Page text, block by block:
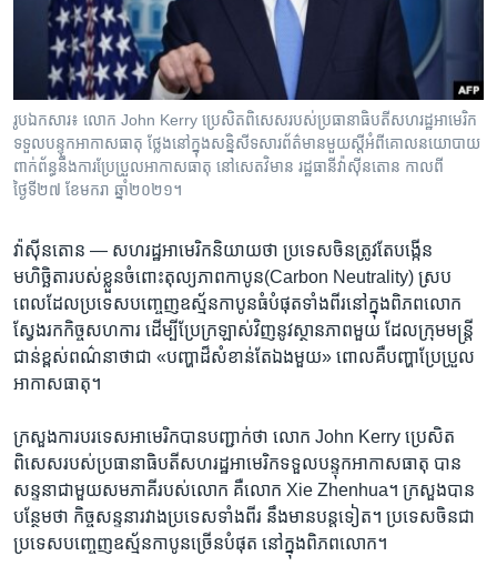
ទៅ​
កាន់​
ទំព័រ​
រក
Khmer English
បណ្តាញ​សង្គម
រូបឯកសារ៖ លោក John Kerry ប្រេសិត​ពិសេស​របស់​ប្រធានាធិបតី​សហរដ្ឋ​អាមេរិក​​
ទទួល​បន្ទុក​អាកាសធាតុ​ ថ្លែងនៅក្នុងសន្និសីទសារព័ត៌មានមួយស្តីអំពីគោលនយោបាយ
ពាក់ព័ន្ធនឹងការប្រែប្រួលអាកាសធាតុ នៅសេតវិមាន រដ្ឋធានីវ៉ាស៊ីនតោន កាលពី
ថ្ងៃទី២៧ ខែមករា ឆ្នាំ២០២១។
វ៉ាស៊ីនតោន — សហរដ្ឋ​អាមេរិក​និយាយ​ថា ប្រទេស​ចិន​ត្រូវ​តែ​បង្កើន​
មហិច្ឆិតា​របស់​ខ្លួន​ចំពោះ​តុល្យភាព​កាបូន​(Carbon Neutrality) ស្រប​
ពេល​ដែល​ប្រទេស​បញ្ចេញ​ឧស្ម័ន​កាបូន​ធំ​បំផុត​ទាំង​ពីរ​នៅ​ក្នុង​ពិភពលោក​
ស្វែងរក​កិច្ចសហការ​ ដើម្បី​ប្រែក្រឡាស់​វិញនូវ​ស្ថានភាព​មួយ ដែល​ក្រុម​មន្ត្រី​
ជាន់​ខ្ពស់​ពណ៌នា​ថា​ជា «បញ្ហា​ដ៏​សំខាន់​តែ​ឯង​មួយ» ពោល​គឺ​បញ្ហា​ប្រែប្រួល​
អាកាសធាតុ។​
ក្រសួង​ការបរទេស​អាមេរិកបាន​បញ្ជាក់​ថា លោក John Kerry ប្រេសិត​
ពិសេស​របស់​ប្រធានាធិបតី​សហរដ្ឋ​អាមេរិកទទួល​បន្ទុក​អាកាសធាតុ​ បាន​
សន្ទនា​ជាមួយ​សមភាគី​របស់​លោក​ គឺ​លោក Xie Zhenhua។ ក្រសួង​បាន​
បន្ថែម​ថា កិច្ច​សន្ទនា​រវាង​ប្រទេស​ទាំង​ពីរ ​នឹង​មានបន្ត​ទៀត។ ប្រទេស​ចិន​ជា​
ប្រទេស​បញ្ចេញ​ឧស្ម័ន​កាបូនច្រើនបំផុត​ នៅ​ក្នុង​ពិភពលោក។